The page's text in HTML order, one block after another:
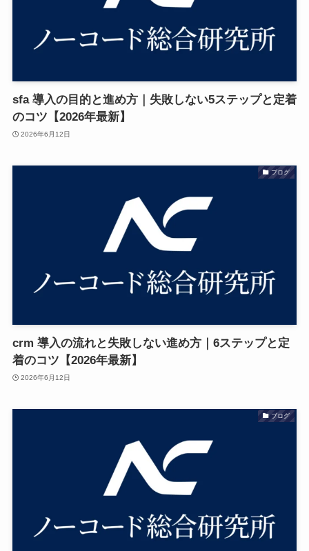
sfa 導入の目的と進め方｜失敗しない5ステップと定着
のコツ【2026年最新】
2026年6月12日
ブログ
crm 導入の流れと失敗しない進め方｜6ステップと定
着のコツ【2026年最新】
2026年6月12日
ブログ